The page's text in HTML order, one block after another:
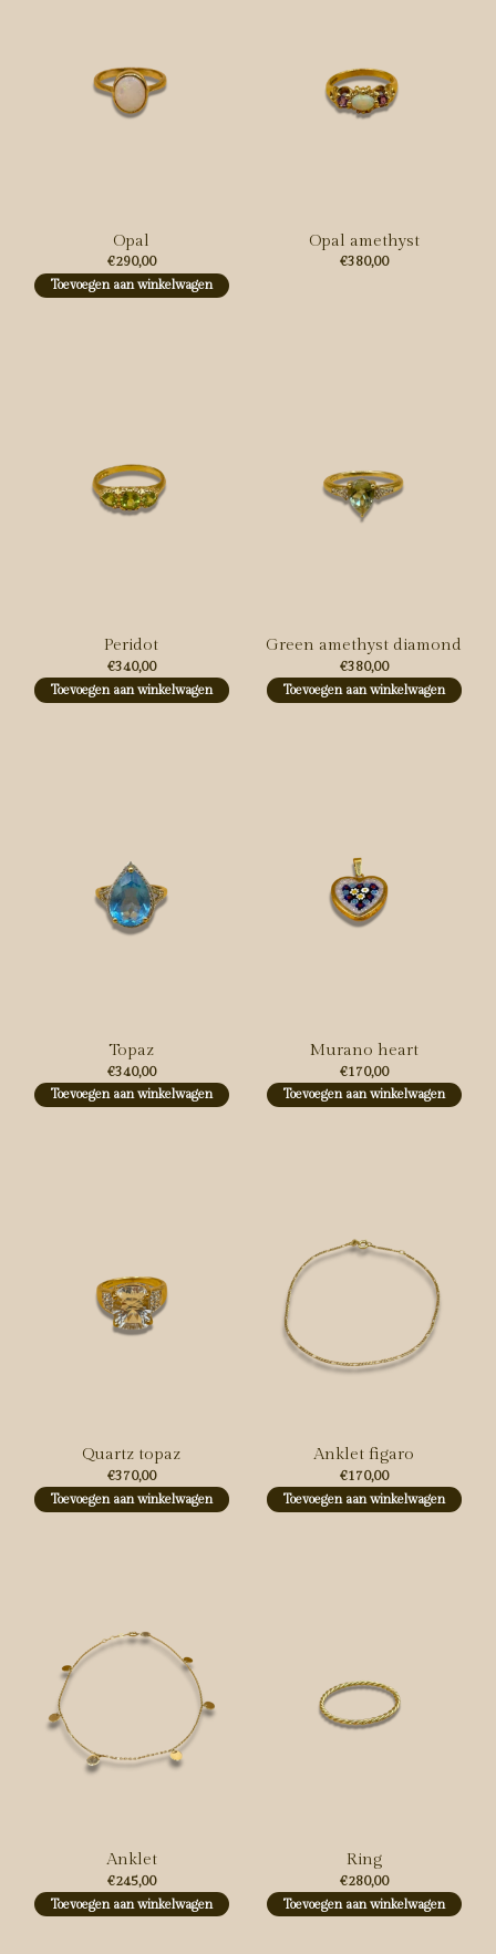
Opal
€290,00
Toevoegen aan winkelwagen
Opal amethyst
€380,00
Peridot
€340,00
Toevoegen aan winkelwagen
Green amethyst diamond
€380,00
Toevoegen aan winkelwagen
Topaz
€340,00
Toevoegen aan winkelwagen
Murano heart
€170,00
Toevoegen aan winkelwagen
Quartz topaz
€370,00
Toevoegen aan winkelwagen
Anklet figaro
€170,00
Toevoegen aan winkelwagen
Anklet
€245,00
Toevoegen aan winkelwagen
Ring
€280,00
Toevoegen aan winkelwagen